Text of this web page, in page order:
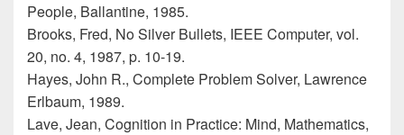
People, Ballantine, 1985.
Brooks, Fred, No Silver Bullets, IEEE Computer, vol.
20, no. 4, 1987, p. 10-19.
Hayes, John R., Complete Problem Solver, Lawrence
Erlbaum, 1989.
Lave, Jean, Cognition in Practice: Mind, Mathematics,